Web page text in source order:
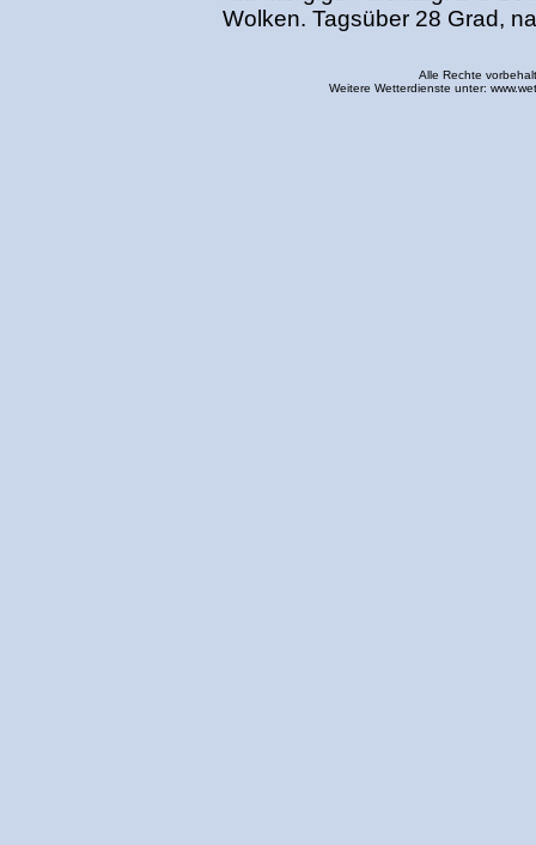
Wolken. Tagsüber 28 Grad,
Alle Rechte
Weitere Wetterdienste unter: